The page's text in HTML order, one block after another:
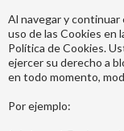
Al navegar y
uso de las Cookies en
Política de Cookies.
ejercer su derecho a
en todo momento,
Por ejemplo: